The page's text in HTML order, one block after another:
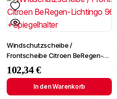
Windschutzscheibe /
Frontscheibe Citroen BeRegen-
Lichtingo 96- +Spiegelhalter
102,34€
In den Warenkorb